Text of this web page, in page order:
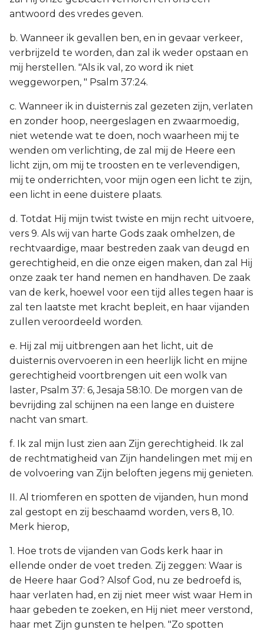
antwoord des vredes geven.
b. Wanneer ik gevallen ben, en in gevaar verkeer,
verbrijzeld te worden, dan zal ik weder opstaan en
mij herstellen. "Als ik val, zo word ik niet
weggeworpen, " Psalm 37:24.
c. Wanneer ik in duisternis zal gezeten zijn, verlaten
en zonder hoop, neergeslagen en zwaarmoedig,
niet wetende wat te doen, noch waarheen mij te
wenden om verlichting, de zal mij de Heere een
licht zijn, om mij te troosten en te verlevendigen,
mij te onderrichten, voor mijn ogen een licht te zijn,
een licht in eene duistere plaats.
d. Totdat Hij mijn twist twiste en mijn recht uitvoere,
vers 9. Als wij van harte Gods zaak omhelzen, de
rechtvaardige, maar bestreden zaak van deugd en
gerechtigheid, en die onze eigen maken, dan zal Hij
onze zaak ter hand nemen en handhaven. De zaak
van de kerk, hoewel voor een tijd alles tegen haar is
zal ten laatste met kracht bepleit, en haar vijanden
zullen veroordeeld worden.
e. Hij zal mij uitbrengen aan het licht, uit de
duisternis overvoeren in een heerlijk licht en mijne
gerechtigheid voortbrengen uit een wolk van
laster, Psalm 37: 6, Jesaja 58:10. De morgen van de
bevrijding zal schijnen na een lange en duistere
nacht van smart.
f. Ik zal mijn lust zien aan Zijn gerechtigheid. Ik zal
de rechtmatigheid van Zijn handelingen met mij en
de volvoering van Zijn beloften jegens mij genieten.
II. Al triomferen en spotten de vijanden, hun mond
zal gestopt en zij beschaamd worden, vers 8, 10.
Merk hierop,
1. Hoe trots de vijanden van Gods kerk haar in
ellende onder de voet treden. Zij zeggen: Waar is
de Heere haar God? Alsof God, nu ze bedroefd is,
haar verlaten had, en zij niet meer wist waar Hem in
haar gebeden te zoeken, en Hij niet meer verstond,
haar met Zijn gunsten te helpen. "Zo spotten